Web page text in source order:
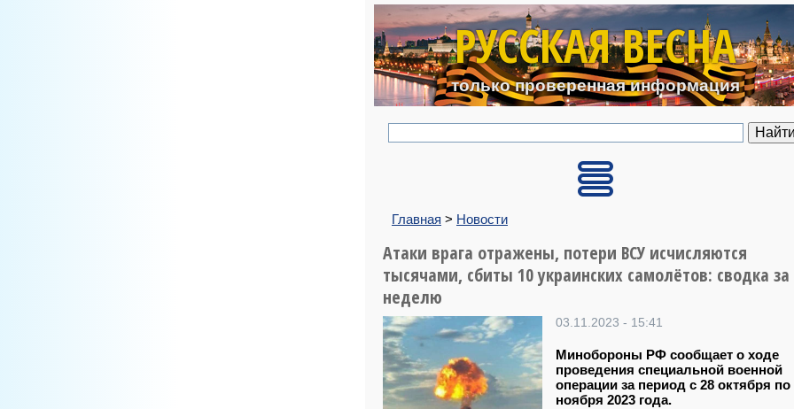
Перейти к основному
РУССКАЯ ВЕСНА
только проверенная информация
Главная > Новости
Атаки врага отражены, потери ВСУ исчисляются
тысячами, сбиты 10 украинских самолётов: сводка за
неделю
03.11.2023 - 15:41
Минобороны РФ сообщает о ходе
проведения специальной военной
операции за период с 28 октября по
ноября 2023 года.